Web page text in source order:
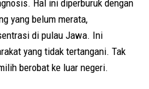
Hal ini diperburuk dengan
yang belum merata,
di pulau Jawa. Ini
yang tidak tertangani. Tak
berobat ke luar negeri.